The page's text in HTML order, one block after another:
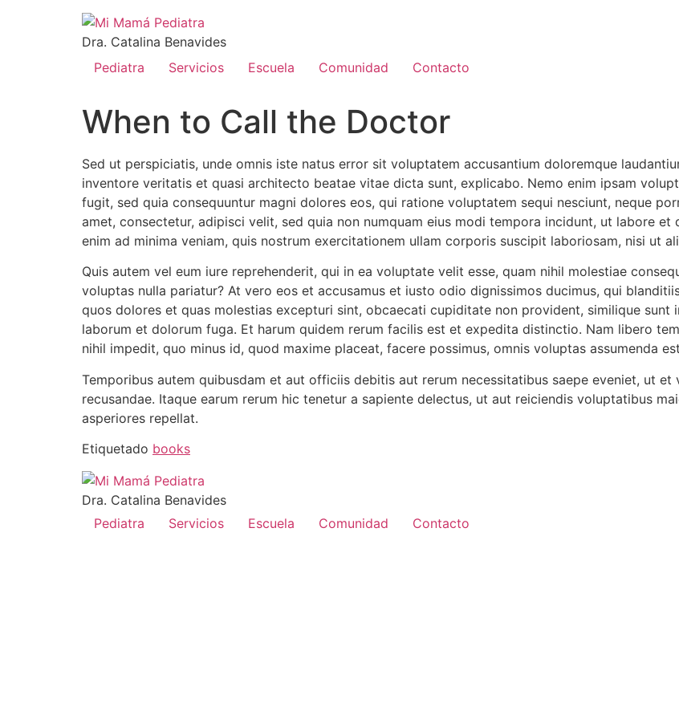
Dra. Catalina Benavides
Pediatra
Servicios Escuela Comunidad Contacto
When to Call the Doctor
Sed ut perspiciatis, unde omnis iste natus error sit voluptatem accusantium doloremque
inventore veritatis et quasi architecto beatae vitae dicta sunt, explicabo. Nemo enim ipsam
fugit, sed quia consequuntur magni dolores eos, qui ratione voluptatem sequi nesciunt, neque
amet, consectetur, adipisci velit, sed quia non numquam eius modi tempora incidunt, ut labore
enim ad minima veniam, quis nostrum exercitationem ullam corporis suscipit laboriosam, nisi ut
Quis autem vel eum iure reprehenderit, qui in ea voluptate velit esse, quam nihil molestiae
voluptas nulla pariatur? At vero eos et accusamus et iusto odio dignissimos ducimus, qui
quos dolores et quas molestias excepturi sint, obcaecati cupiditate non provident, similique
laborum et dolorum fuga. Et harum quidem rerum facilis est et expedita distinctio. Nam libero
nihil impedit, quo minus id, quod maxime placeat, facere possimus, omnis voluptas assumenda
Temporibus autem quibusdam et aut officiis debitis aut rerum necessitatibus saepe eveniet, ut
recusandae. Itaque earum rerum hic tenetur a sapiente delectus, ut aut reiciendis voluptatibus
asperiores repellat.
Etiquetado books
Dra. Catalina Benavides
Pediatra
Servicios Escuela Comunidad Contacto